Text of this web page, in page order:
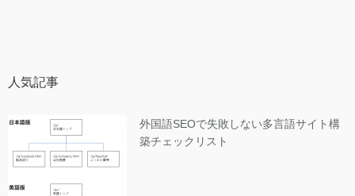
人気記事
外国語SEOで失敗しない多言語サイト構
築チェックリスト